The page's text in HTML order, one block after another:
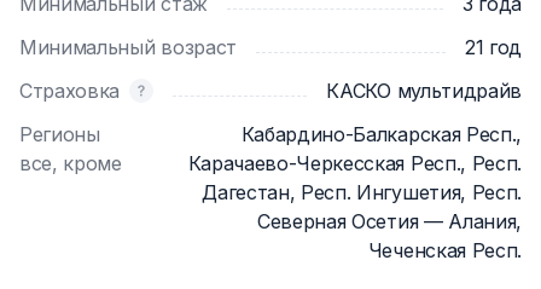
✅ Камера заднего вида и парктроник для легкой
парковки
поездок
📄 Минимальный возраст водителя: 21 года
Минимальный возраст
21 год
Страховка
КАСКО мультидрайв
Регионы
все, кроме
Кабардино-Балкарская Респ.,
Карачаево-Черкесская Респ., Респ.
Дагестан, Респ. Ингушетия, Респ.
Северная Осетия — Алания,
Чеченская Респ.